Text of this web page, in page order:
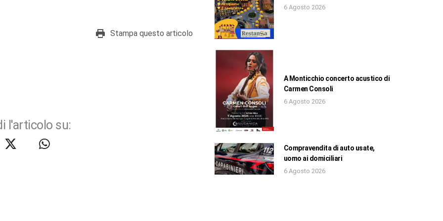
Stampa questo articolo
l'articolo su:
6 Agosto 2026
A Monticchio concerto acustico di
Carmen Consoli
6 Agosto 2026
Compravendita di auto usate,
uomo ai domiciliari
6 Agosto 2026